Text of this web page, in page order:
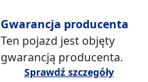
Gwarancja producenta
Ten pojazd jest objęty
gwarancją producenta.
Sprawdź szczegóły